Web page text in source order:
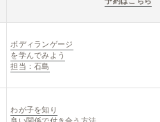
ボディランゲージ
を学んでみよう
担当：石島
わが子を知り